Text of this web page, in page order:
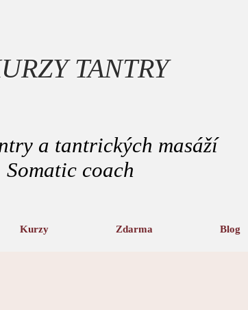
TANTRY
a tantrických masáží
Somatic coach
Kurzy Zdarma Blog